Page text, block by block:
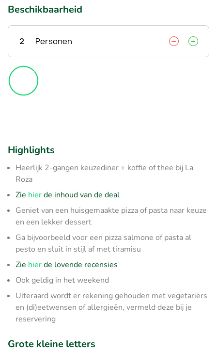
Beschikbaarheid
2 Personen
Highlights
Heerlijk 2-gangen keuzediner + koffie of thee bij La
Roza
Zie hierde inhoud van de deal
Geniet van een huisgemaakte pizza of pasta naar keuze
en een lekker dessert
Ga bijvoorbeeld voor een pizza salmone of pasta al
pesto en sluit in stijl af met tiramisu
Zie hierde lovende recensies
Ook geldig in het weekend
Uiteraard wordt er rekening gehouden met vegetariërs
en (di)eetwensen of allergieën, vermeld deze bij je
reservering
Grote kleine letters